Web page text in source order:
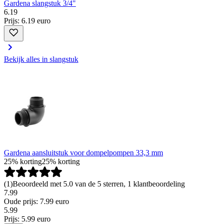
Gardena slangstuk 3/4"
6.19
Prijs: 6.19 euro
Bekijk alles in slangstuk
Gardena aansluitstuk voor dompelpompen 33,3 mm
25% korting25% korting
(1)Beoordeeld met 5.0 van de 5 sterren, 1 klantbeoordeling
7.99
Oude prijs: 7.99 euro
5.99
Prijs: 5.99 euro